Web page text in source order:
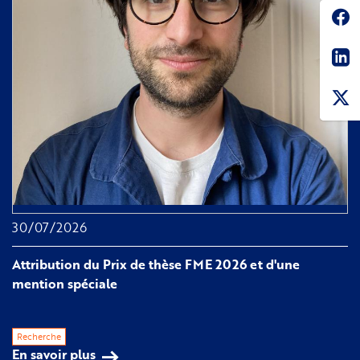
Attribution du Prix de thèse FME 2026 et d'une
mention spéciale
Recherche
30/07/2026
En savoir plus